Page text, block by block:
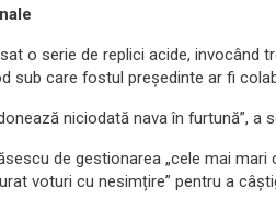
o serie de replici acide, invocând
sub care fostul președinte ar fi
niciodată nava în furtună”, a
de gestionarea „cele mai
voturi cu nesimțire” pentru a